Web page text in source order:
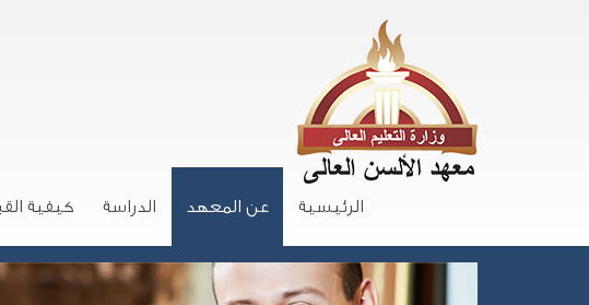
الرئيسية عن المعهد الدراسة كيفية